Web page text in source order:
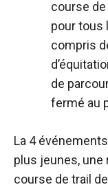
course
pour tous
compris
de
fermé au
La 4
plus jeunes, une
course de trail